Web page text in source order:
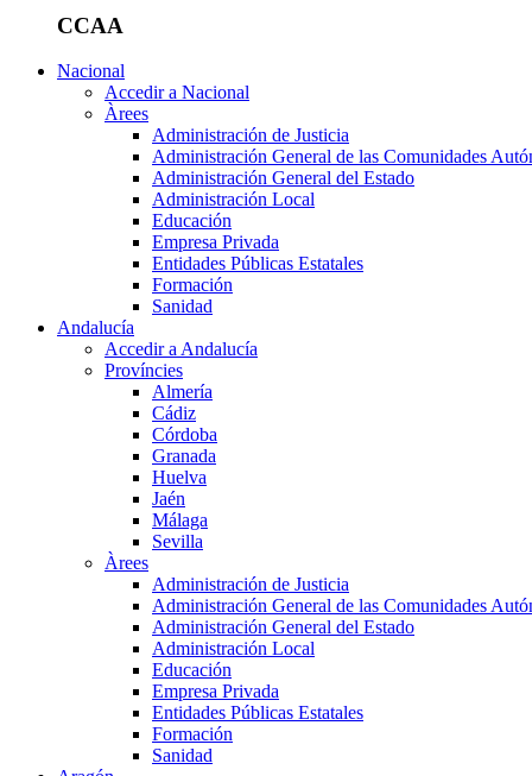
CCAA
Nacional
Accedir a Nacional
Àrees
Administración de Justicia
Administración General de las Comunidades
Administración General del Estado
Administración Local
Educación
Empresa Privada
Entidades Públicas Estatales
Formación
Sanidad
Andalucía
Accedir a Andalucía
Províncies
Almería
Cádiz
Córdoba
Granada
Huelva
Jaén
Málaga
Sevilla
Àrees
Administración de Justicia
Administración General de las Comunidades
Administración General del Estado
Administración Local
Educación
Empresa Privada
Entidades Públicas Estatales
Formación
Sanidad